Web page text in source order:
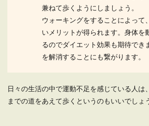
兼ねて歩くようにしましょう。
ウォーキングをすることによって
いメリットが得られます。身体を
るのでダイエット効果も期待でき
を解消することにも繋がります。
日々の生活の中で運動不足を感じている人は
までの道をあえて歩くというのもいいでしょ